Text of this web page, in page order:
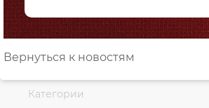
Вернуться к новостям
Категории